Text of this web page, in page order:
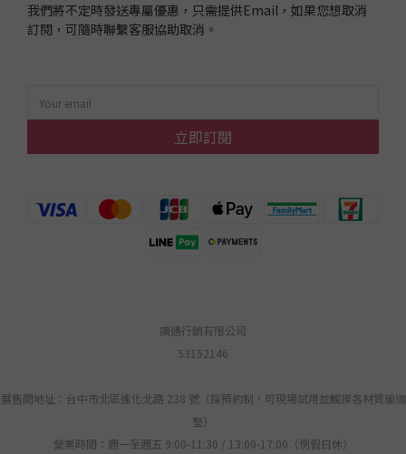
我們將不定時發送專屬優惠，只需提供Email，如果您想取消
訂閱，可隨時聯繫客服協助取消。
立即訂閱
廣通行銷有限公司
53152146
展售間地址：台中市北區進化北路 238 號（採預約制，可現場試用並觸摸各材質瑜珈
墊）
營業時間：週一至週五 9:00-11:30 / 13:00-17:00（例假日休）